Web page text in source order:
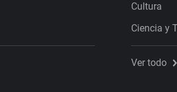
Cultura
Ciencia y
Ver todo